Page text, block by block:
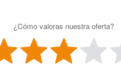
¿Cómo valoras nuestra oferta?